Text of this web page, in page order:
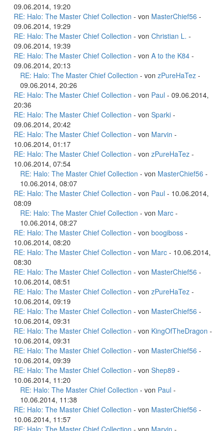
09.06.2014, 19:20
RE: Halo: The Master Chief Collection - von MasterChief56 -
09.06.2014, 19:29
RE: Halo: The Master Chief Collection - von Christian L. -
09.06.2014, 19:39
RE: Halo: The Master Chief Collection - von A to the K84 -
09.06.2014, 20:13
RE: Halo: The Master Chief Collection - von zPureHaTez -
09.06.2014, 20:26
RE: Halo: The Master Chief Collection - von Paul - 09.06.2014,
20:36
RE: Halo: The Master Chief Collection - von Sparki -
09.06.2014, 20:42
RE: Halo: The Master Chief Collection - von Marvin -
10.06.2014, 01:17
RE: Halo: The Master Chief Collection - von zPureHaTez -
10.06.2014, 07:54
RE: Halo: The Master Chief Collection - von MasterChief56 -
10.06.2014, 08:07
RE: Halo: The Master Chief Collection - von Paul - 10.06.2014,
08:09
RE: Halo: The Master Chief Collection - von Marc -
10.06.2014, 08:27
RE: Halo: The Master Chief Collection - von boogiboss -
10.06.2014, 08:20
RE: Halo: The Master Chief Collection - von Marc - 10.06.2014,
08:30
RE: Halo: The Master Chief Collection - von MasterChief56 -
10.06.2014, 08:51
RE: Halo: The Master Chief Collection - von zPureHaTez -
10.06.2014, 09:19
RE: Halo: The Master Chief Collection - von MasterChief56 -
10.06.2014, 09:31
RE: Halo: The Master Chief Collection - von KingOfTheDragon -
10.06.2014, 09:31
RE: Halo: The Master Chief Collection - von MasterChief56 -
10.06.2014, 09:39
RE: Halo: The Master Chief Collection - von Shep89 -
10.06.2014, 11:20
RE: Halo: The Master Chief Collection - von Paul -
10.06.2014, 11:38
RE: Halo: The Master Chief Collection - von MasterChief56 -
10.06.2014, 11:57